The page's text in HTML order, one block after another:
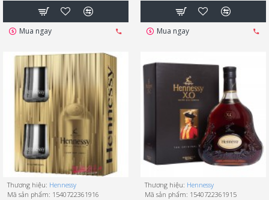
Mua ngay Mua ngay
Thương hiệu: Hennessy
Mã sản phẩm: 1540722361916
Thương hiệu: Hennessy
Mã sản phẩm: 1540722361915